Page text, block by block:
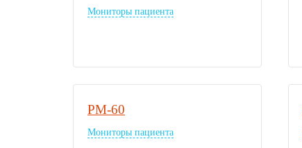
Мониторы пациента
PM-60
Мониторы пациента